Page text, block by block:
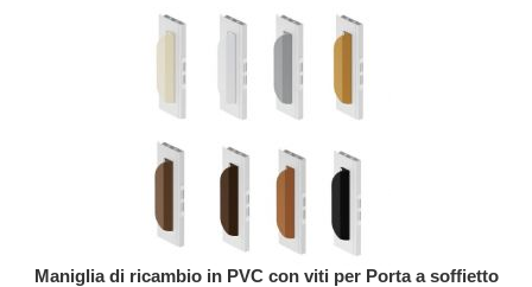
Maniglia di ricambio in PVC con viti per Porta a soffietto